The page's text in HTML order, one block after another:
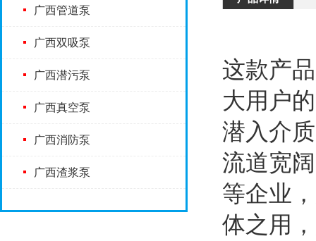
广西管道泵
广西双吸泵
广西潜污泵
广西真空泵
广西消防泵
广西渣浆泵
这款产
大用户
潜入介
流道宽
等企业
体之用